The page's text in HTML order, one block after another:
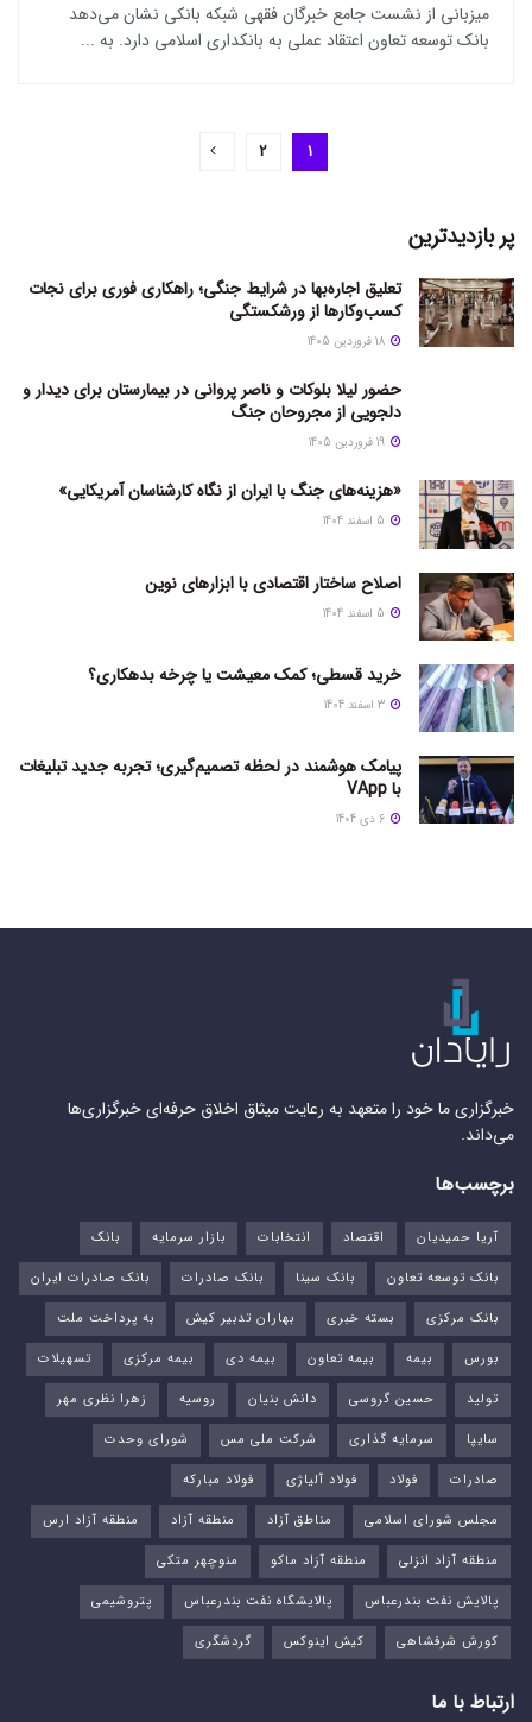
میزبانی از نشست جامع خبرگان فقهی شبکه بانکی نشان می‌دهد
بانک توسعه تعاون اعتقاد عملی به بانکداری اسلامی دارد. به ...
1
2
پر بازدیدترین
تعلیق اجاره‌بها در شرایط جنگی؛ راهکاری فوری برای نجات
کسب‌وکارها از ورشکستگی
حضور لیلا بلوکات و ناصر پروانی در بیمارستان برای دیدار و
دلجویی از مجروحان جنگ
«هزینه‌های جنگ با ایران از نگاه کارشناسان آمریکایی»
اصلاح ساختار اقتصادی با ابزارهای نوین
خرید قسطی؛ کمک معیشت یا چرخه بدهکاری؟
پیامک هوشمند در لحظه تصمیم‌گیری؛ تجربه جدید تبلیغات
با VApp
خبرگزاری ما خود را متعهد به رعایت میثاق اخلاق حرفه‌ای خبرگزاری‌ها
می‌داند.
برچسب‌ها
آریا حمیدیان اقتصاد انتخابات بازار سرمایه
بانک
بانک توسعه تعاون
بانک سینا بانک صادرات
بانک صادرات ایران
بانک مرکزی
بسته خبری بهاران تدبیر کیش
به پرداخت ملت
بورس‌
بیمه بیمه تعاون بیمه دی بیمه مرکزی
تسهیلات
تولید
حسین گروسی دانش بنیان روسیه
زهرا نظری مهر
سایپا
سرمایه گذاری شرکت ملی مس
شورای وحدت
صادرات
فولاد فولاد آلیاژی
فولاد مبارکه
مجلس شورای اسلامی
مناطق آزاد منطقه آزاد
منطقه آزاد ارس
منطقه آزاد انزلی
منطقه آزاد ماکو
منوچهر متکی
پالایش نفت بندرعباس
پالایشگاه نفت بندرعباس
پتروشیمی
کورش شرفشاهی
کیش اینوکس گردشگری
ارتباط با ما